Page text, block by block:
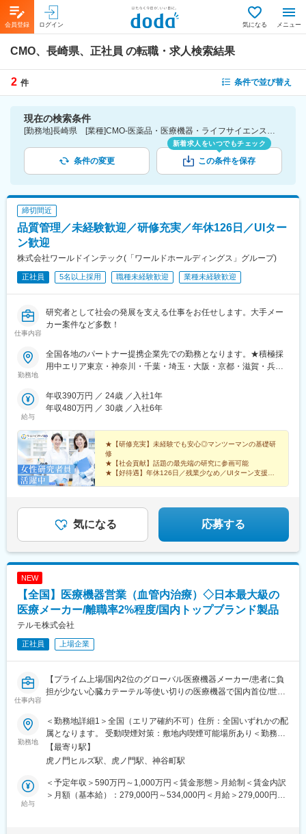
会員登録 ログイン 気になる メニュー
CMO、長崎県、正社員 の転職・求人検索結果
2 件 条件で並び替え
現在の検索条件
[勤務地]長崎県 [業種]CMO-医薬品・医療機器・ライフサイエンス・医療系サービス [雇用形態]正社員
条件の変更
新着求人をいつでもチェック
この条件を保存
締切間近
品質管理／未経験歓迎／研修充実／年休126日／UIター
ン歓迎
株式会社ワールドインテック(「ワールドホールディングス」グループ)
正社員 5名以上採用 職種未経験歓迎 業種未経験歓迎
仕事内容
研究者として社会の発展を支える仕事をお任せします。大手メー
カー案件など多数！
勤務地
全国各地のパートナー提携企業先での勤務となります。★積極採
用中エリア東京・神奈川・千葉・埼玉・大阪・京都・滋賀・兵
プロジェクトを用意。※勤務地は希望を最大限考慮して決定しま
す。※U・Iターン歓迎！住宅補助あり（月6万7000円まで会社補
好きな場所で研究をしたい方も、ご希望をお聞かせください！詳
細は選考時にご案内いたします。【配属先企業の一例】中外製薬
株式会社中外製薬工業株式会社株式会社明治堺化学工業株式会社
日本化薬株式会社日東電工株式会社 豊橋事業所ニプロファーマ株
式会社 大舘工場株式会社カネカ株式会社DNPファインケミカル宇
都宮株式会社中外医科学研究所東邦チタニウム株式会社高田製薬
化学EMS株式会社株式会社エネコート 他
給与
年収390万円 ／ 24歳 ／入社1年
年収480万円 ／ 30歳 ／入社6年
★【研修充実】未経験でも安心◎マンツーマンの基礎研
修
★【社会貢献】話題の最先端の研究に参画可能
★【好待遇】年休126日／残業少なめ／UIターン支援充
気になる 応募する
NEW
【全国】医療機器営業（血管内治療）◇日本最大級の
医療メーカー/離職率2%程度/国内トップブランド製品
テルモ株式会社
正社員 上場企業
仕事内容
【プライム上場/国内2位のグローバル医療機器メーカー/患者に負
担が少ない心臓カテーテル等使い切りの医療機器で国内首位/世界
■メインミッション：
担当エリアの病院（主に医師）に対し、当社のインターベンショ
ナルシステムズ事業（血管内治療）にて扱っている製品を提案し
ていただきます。
製品の販売、サービスの提供を通じて医療現場の改題を解決する
ことで医療に貢献し、テルモブランドを育成することがミッショ
勤務地
＜勤務地詳細1＞全国（エリア確約不可）住所：全国いずれかの配
属となります。 受動喫煙対策：敷地内喫煙可能場所あり＜勤務地
詳細2＞虎ノ門ヒルズステーションタワー住所：東京都港区虎ノ門
２丁目６－１ 虎ノ門ヒルズ ステーションタワー 受動喫煙対策：
ートワーク含む）
【最寄り駅】
虎ノ門ヒルズ駅、虎ノ門駅、神谷町駅
給与
＜予定年収＞590万円～1,000万円＜賃金形態＞月給制＜賃金内訳
＞月額（基本給）：279,000円～534,000円＜月給＞279,000円～